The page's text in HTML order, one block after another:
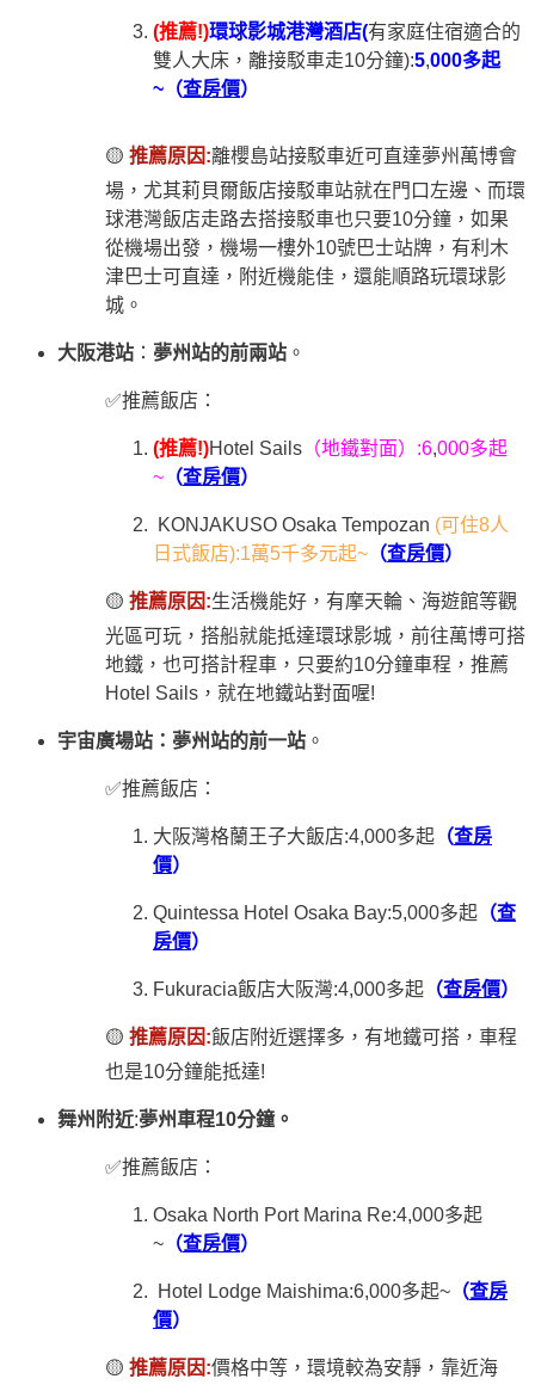
(推薦!)環球影城港灣酒店(有家庭住宿適合的
雙人大床，離接駁車走10分鐘):5,000多起
~（查房價）
🟡 推薦原因:離櫻島站接駁車近可直達夢州萬博會
場，尤其莉貝爾飯店接駁車站就在門口左邊、而環
球港灣飯店走路去搭接駁車也只要10分鐘，如果
從機場出發，機場一樓外10號巴士站牌，有利木
津巴士可直達，附近機能佳，還能順路玩環球影
城。
大阪港站 ： 夢州站的前兩站 。
✅推薦飯店：
(推薦!)Hotel Sails （地鐵對面）:6,000多起
~ （查房價）
KONJAKUSO Osaka Tempozan (可住8人
日式飯店):1萬5千多元起~ （查房價）
🟡 推薦原因:生活機能好，有摩天輪、海遊館等觀
光區可玩，搭船就能抵達環球影城，前往萬博可搭
地鐵，也可搭計程車，只要約10分鐘車程，推薦
Hotel Sails，就在地鐵站對面喔!
宇宙廣場站 ：夢州站的前一站 。
✅推薦飯店：
大阪灣格蘭王子大飯店:4,000多起 （查房
價）
Quintessa Hotel Osaka Bay:5,000多起 （查
房價）
Fukuracia飯店大阪灣:4,000多起 （查房價）
🟡 推薦原因:飯店附近選擇多，有地鐵可搭，車程
也是10分鐘能抵達!
舞州附近:夢州車程10分鐘。
✅推薦飯店：
Osaka North Port Marina Re:4,000多起
~ （查房價）
Hotel Lodge Maishima:6,000多起~ （查房
價）
🟡 推薦原因:價格中等，環境較為安靜，靠近海